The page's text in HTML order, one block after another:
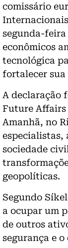
comissário
segunda-feira
econômicos
tecnológica
fortalecer
A declaração
Future Affairs
Amanhã, no
especialistas,
sociedade
geopolíticas.
Segundo
a ocupar um
de outros
segurança e